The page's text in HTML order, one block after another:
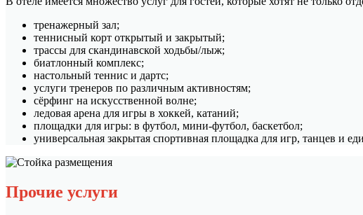
тренажерный зал;
теннисный корт открытый и закрытый;
трассы для скандинавской ходьбы/лыж;
биатлонный комплекс;
настольный теннис и дартс;
услуги тренеров по различным активностям;
сёрфинг на искусственной волне;
ледовая арена для игры в хоккей, катаний;
площадки для игры: в футбол, мини-футбол, баскетбол;
универсальная закрытая спортивная площадка для игр, танцев и
Прочие услуги